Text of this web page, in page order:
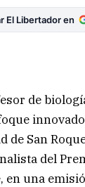
El Libertador en
de
de San
del
en una